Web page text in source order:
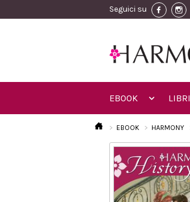
Seguici su
EBOOK LIBRI
EBOOK HARMONY